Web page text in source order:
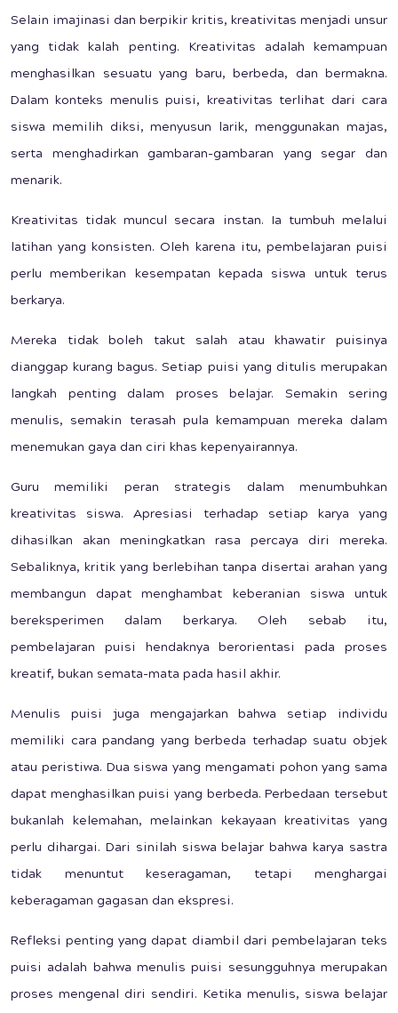
Selain imajinasi dan berpikir kritis, kreativitas menjadi unsur
yang tidak kalah penting. Kreativitas adalah kemampuan
menghasilkan sesuatu yang baru, berbeda, dan bermakna.
Dalam konteks menulis puisi, kreativitas terlihat dari cara
siswa memilih diksi, menyusun larik, menggunakan majas,
serta menghadirkan gambaran-gambaran yang segar dan
menarik.
Kreativitas tidak muncul secara instan. Ia tumbuh melalui
latihan yang konsisten. Oleh karena itu, pembelajaran puisi
perlu memberikan kesempatan kepada siswa untuk terus
berkarya.
Mereka tidak boleh takut salah atau khawatir puisinya
dianggap kurang bagus. Setiap puisi yang ditulis merupakan
langkah penting dalam proses belajar. Semakin sering
menulis, semakin terasah pula kemampuan mereka dalam
menemukan gaya dan ciri khas kepenyairannya.
Guru memiliki peran strategis dalam menumbuhkan
kreativitas siswa. Apresiasi terhadap setiap karya yang
dihasilkan akan meningkatkan rasa percaya diri mereka.
Sebaliknya, kritik yang berlebihan tanpa disertai arahan yang
membangun dapat menghambat keberanian siswa untuk
bereksperimen dalam berkarya. Oleh sebab itu,
pembelajaran puisi hendaknya berorientasi pada proses
kreatif, bukan semata-mata pada hasil akhir.
Menulis puisi juga mengajarkan bahwa setiap individu
memiliki cara pandang yang berbeda terhadap suatu objek
atau peristiwa. Dua siswa yang mengamati pohon yang sama
dapat menghasilkan puisi yang berbeda. Perbedaan tersebut
bukanlah kelemahan, melainkan kekayaan kreativitas yang
perlu dihargai. Dari sinilah siswa belajar bahwa karya sastra
tidak menuntut keseragaman, tetapi menghargai
keberagaman gagasan dan ekspresi.
Refleksi penting yang dapat diambil dari pembelajaran teks
puisi adalah bahwa menulis puisi sesungguhnya merupakan
proses mengenal diri sendiri. Ketika menulis, siswa belajar